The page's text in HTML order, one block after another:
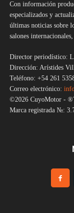
Con información
especializados y
últimas noticias sobre
salones
Director periodístico:
Dirección: Arístides
Teléfono: +54 261
Correo electrónico:
©2026 CuyoMotor -
Marca registrada №: